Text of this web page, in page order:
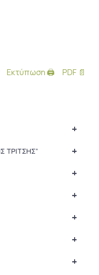
Εκτύπωση 🖨 PDF 📄
+
+
ΤΡΙΤΣΗΣ”
+
+
+
+
+